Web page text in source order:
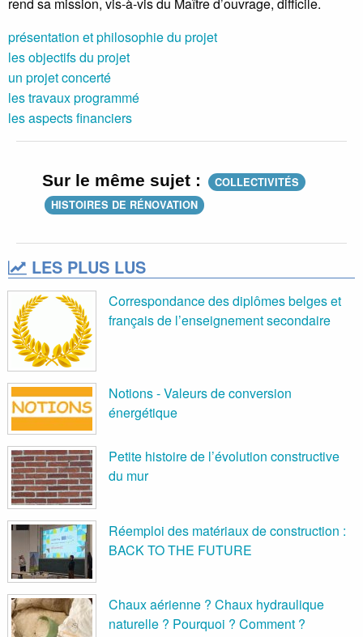
présentation et philosophie du projet
les objectifs du projet
un projet concerté
les travaux programmé
les aspects financiers
Sur le même sujet :
COLLECTIVITÉS
HISTOIRES DE RÉNOVATION
LES PLUS LUS
Correspondance des diplômes belges et
français de l’enseignement secondaire
Notions - Valeurs de conversion
énergétique
Petite histoire de l’évolution constructive
du mur
Réemploi des matériaux de construction :
BACK TO THE FUTURE
Chaux aérienne ? Chaux hydraulique
naturelle ? Pourquoi ? Comment ?